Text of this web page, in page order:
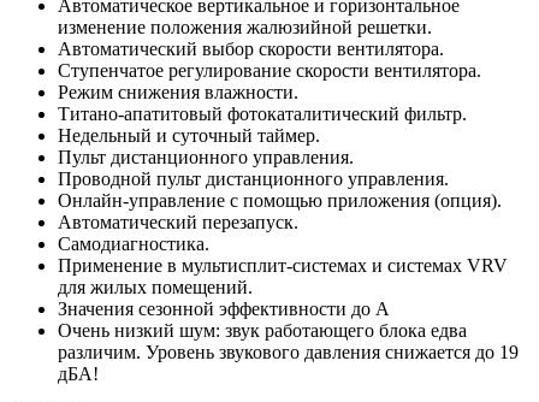
Автоматическое вертикальное и горизонтальное
изменение положения жалюзийной решетки.
Автоматический выбор скорости вентилятора.
Ступенчатое регулирование скорости вентилятора.
Режим снижения влажности.
Титано-апатитовый фотокаталитический фильтр.
Недельный и суточный таймер.
Пульт дистанционного управления.
Проводной пульт дистанционного управления.
Онлайн-управление с помощью приложения (опция).
Автоматический перезапуск.
Самодиагностика.
Применение в мультисплит-системах и системах VRV
для жилых помещений.
Значения сезонной эффективности до А
Очень низкий шум: звук работающего блока едва
различим. Уровень звукового давления снижается до 19
дБА!